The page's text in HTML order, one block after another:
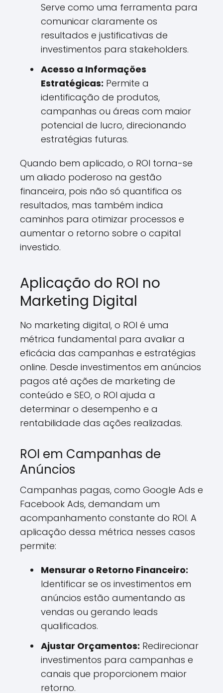
Serve como uma ferramenta para
comunicar claramente os
resultados e justificativas de
investimentos para stakeholders.
Acesso a Informações
Estratégicas: Permite a
identificação de produtos,
campanhas ou áreas com maior
potencial de lucro, direcionando
estratégias futuras.
Quando bem aplicado, o ROI torna-se
um aliado poderoso na gestão
financeira, pois não só quantifica os
resultados, mas também indica
caminhos para otimizar processos e
aumentar o retorno sobre o capital
investido.
Aplicação do ROI no
Marketing Digital
No marketing digital, o ROI é uma
métrica fundamental para avaliar a
eficácia das campanhas e estratégias
online. Desde investimentos em anúncios
pagos até ações de marketing de
conteúdo e SEO, o ROI ajuda a
determinar o desempenho e a
rentabilidade das ações realizadas.
ROI em Campanhas de
Anúncios
Campanhas pagas, como Google Ads e
Facebook Ads, demandam um
acompanhamento constante do ROI. A
aplicação dessa métrica nesses casos
permite:
Mensurar o Retorno Financeiro:
Identificar se os investimentos em
anúncios estão aumentando as
vendas ou gerando leads
qualificados.
Ajustar Orçamentos: Redirecionar
investimentos para campanhas e
canais que proporcionem maior
retorno.